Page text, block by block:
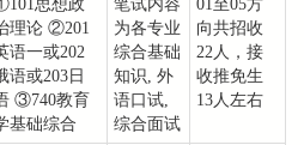
思想政
理论 ②201
语一或202
语或203日
③740教育
基础综合
笔试内容
为各专业
综合基础
知识, 外
语口试,
综合面试
01至05方
向共招收
22人，接
收推免生
13人左右